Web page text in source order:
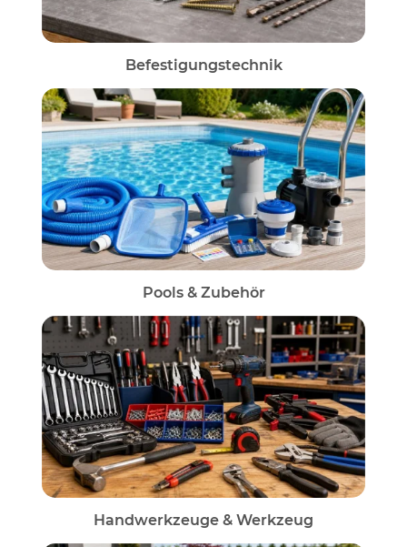
Befestigungstechnik
Pools & Zubehör
Handwerkzeuge & Werkzeug